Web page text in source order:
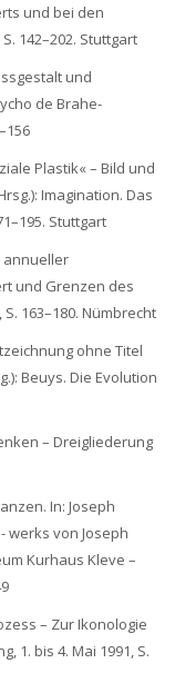
und bei den
142–202. Stuttgart
und
de Brahe-
Plastik« – Bild und
Imagination. Das
Stuttgart
annueller
und Grenzen des
163–180. Nümbrecht
ohne Titel
Beuys. Die Evolution
– Dreigliederung
In: Joseph
werks von Joseph
Kurhaus Kleve –
– Zur Ikonologie
1. bis 4. Mai 1991, S.